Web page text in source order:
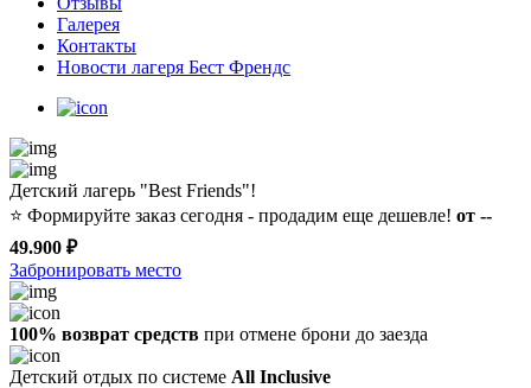
Галерея
Контакты
Новости лагеря Бест Френдс
Детский лагерь "Best Friends"!
⭐️ Формируйте заказ сегодня - продадим еще дешевле! от --
49.900 ₽
Забронировать место
100% возврат средств при отмене брони до заезда
Детский отдых по системе All Inclusive